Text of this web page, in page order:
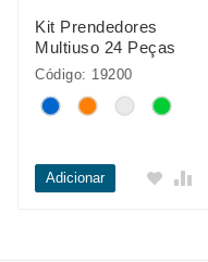
Kit Prendedores
Multiuso 24 Peças
Código: 19200
Adicionar